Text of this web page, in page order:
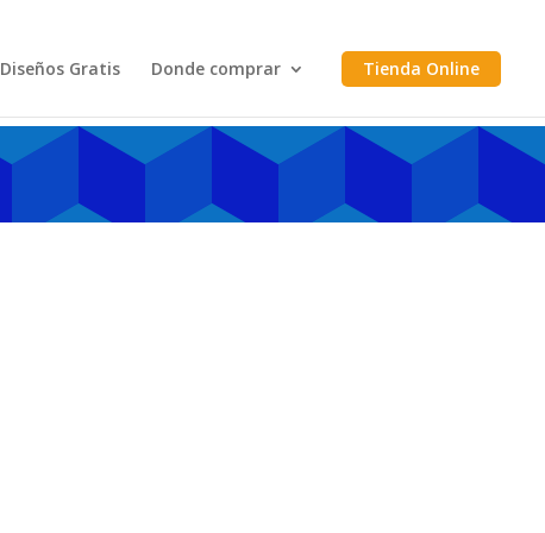
Diseños Gratis Donde comprar Tienda Online